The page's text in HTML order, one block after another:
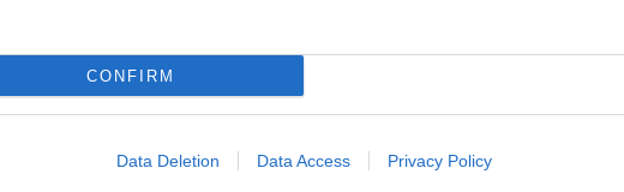
CONFIRM
Data Deletion Data Access Privacy Policy